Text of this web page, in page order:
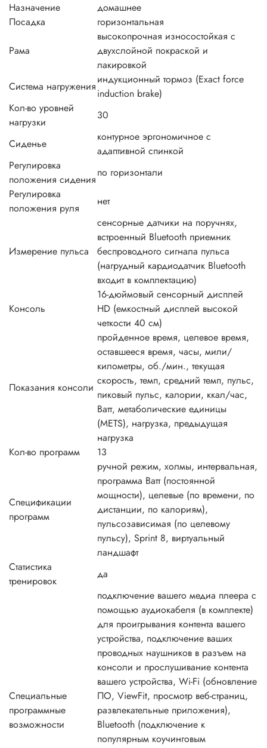
Назначение
домашнее
Посадка
горизонтальная
Рама
высокопрочная износостойкая с
двухслойной покраской и
лакировкой
Система нагружения
индукционный тормоз (Exact force
induction brake)
Кол-во уровней
нагрузки
30
Сиденье
контурное эргономичное с
адаптивной спинкой
Регулировка
положения сидения
по горизонтали
Регулировка
положения руля
нет
Измерение пульса
сенсорные датчики на поручнях,
встроенный Bluetooth приемник
беспроводного сигнала пульса
(нагрудный кардиодатчик Bluetooth
входит в комплектацию)
Консоль
16-дюймовый сенсорный дисплей
HD (емкостный дисплей высокой
четкости 40 см)
Показания консоли
пройденное время, целевое время,
оставшееся время, часы, мили/
километры, об./мин., текущая
скорость, темп, средний темп, пульс,
пиковый пульс, калории, ккал/час,
Ватт, метаболические единицы
(METS), нагрузка, предыдущая
нагрузка
Кол-во программ
13
Спецификации
программ
ручной режим, холмы, интервальная,
программа Ватт (постоянной
мощности), целевые (по времени, по
дистанции, по калориям),
пульсозависимая (по целевому
пульсу), Sprint 8, виртуальный
ландшафт
Статистика
тренировок
да
Специальные
программные
возможности
подключение вашего медиа плеера с
помощью аудиокабеля (в комплекте)
для проигрывания контента вашего
устройства, подключение ваших
проводных наушников в разъем на
консоли и прослушивание контента
вашего устройства, Wi-Fi (обновление
ПО, ViewFit, просмотр веб-страниц,
развлекательные приложения),
Bluetooth (подключение к
популярным коучинговым